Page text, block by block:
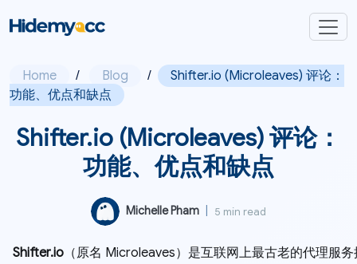
Home / Blog /
Shifter.io (Microleaves) 评论：
功能、优点和缺点
Shifter.io (Microleaves) 评论：
功能、优点和缺点
Michelle Pham 5 min read
Shifter.io （原名 Microleaves）是互联网上最古老的代理服